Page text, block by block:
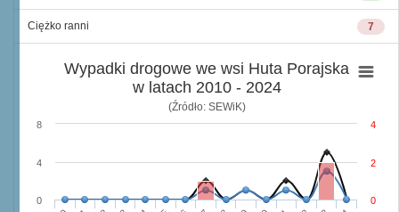
7
Ciężko ranni
Wypadki drogowe we wsi Huta Porajska
w latach 2010 - 2024
(Źródło: SEWiK)
0
4
8
0
2
4